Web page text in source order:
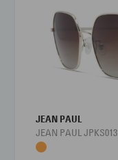
JEAN PAUL
JEAN PAUL JPKS013